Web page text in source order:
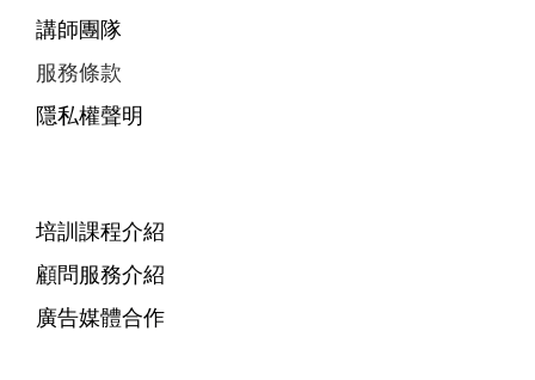
講師團隊
服務條款
隱私權聲明
培訓課程介紹
顧問服務介紹
廣告媒體合作